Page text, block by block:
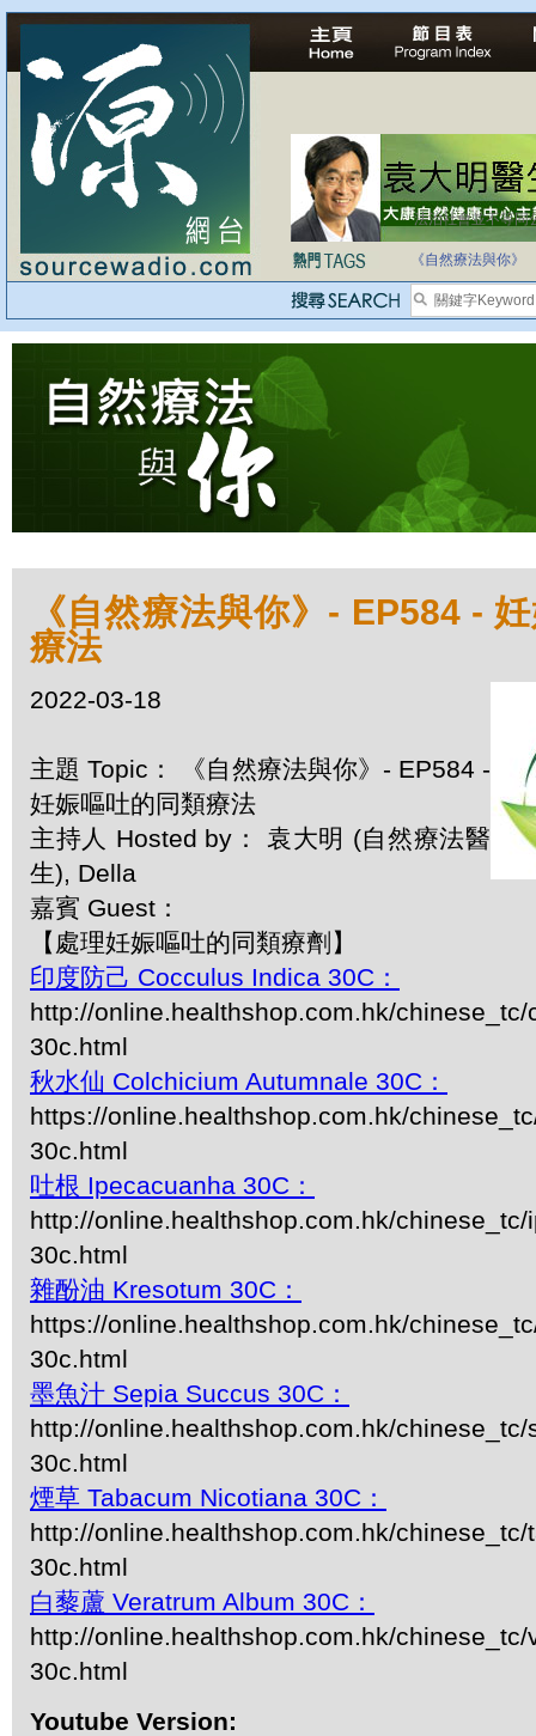
法治社會並不等同
《自然療法與你》
《自然療法與你》- EP584 -
療法
2022-03-18
主題 Topic： 《自然療法與你》- EP584 -
妊娠嘔吐的同類療法
主持人 Hosted by： 袁大明 (自然療法醫
生), Della
嘉賓 Guest：
【處理妊娠嘔吐的同類療劑】
印度防己 Cocculus Indica 30C：
http://online.healthshop.com.hk/
30c.html
秋水仙 Colchicium Autumnale 30C：
https://online.healthshop.com.hk/
30c.html
吐根 Ipecacuanha 30C：
http://online.healthshop.com.hk/chinese_tc/
30c.html
雜酚油 Kresotum 30C：
https://online.healthshop.com.hk/
30c.html
墨魚汁 Sepia Succus 30C：
http://online.healthshop.com.hk/
30c.html
煙草 Tabacum Nicotiana 30C：
http://online.healthshop.com.hk/
30c.html
白藜蘆 Veratrum Album 30C：
http://online.healthshop.com.hk/
30c.html
Youtube Version: